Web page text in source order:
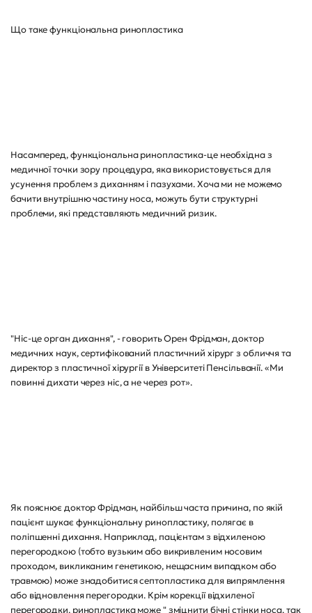
Що таке функціональна ринопластика
Насамперед, функціональна ринопластика-це необхідна з
медичної точки зору процедура, яка використовується для
усунення проблем з диханням і пазухами. Хоча ми не можемо
бачити внутрішню частину носа, можуть бути структурні
проблеми, які представляють медичний ризик.
"Ніс-це орган дихання", - говорить Орен Фрідман, доктор
медичних наук, сертифікований пластичний хірург з обличчя та
директор з пластичної хірургії в Університеті Пенсільванії. «Ми
повинні дихати через ніс, а не через рот».
Як пояснює доктор Фрідман, найбільш часта причина, по якій
пацієнт шукає функціональну ринопластику, полягає в
поліпшенні дихання. Наприклад, пацієнтам з відхиленою
перегородкою (тобто вузьким або викривленим носовим
проходом, викликаним генетикою, нещасним випадком або
травмою) може знадобитися септопластика для випрямлення
або відновлення перегородки. Крім корекції відхиленої
перегородки, ринопластика може " зміцнити бічні стінки носа, так